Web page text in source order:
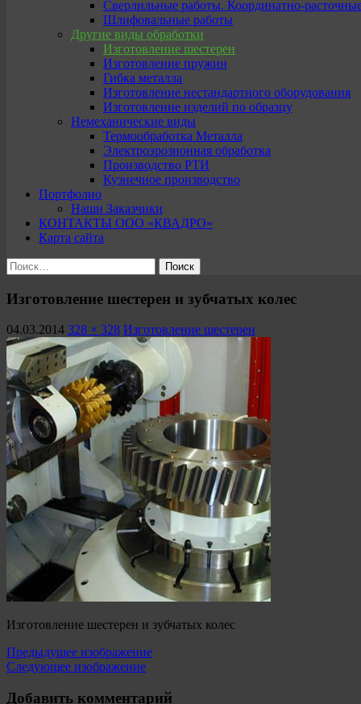
Сверлильные работы. Координатно-
Шлифовальные работы
Другие виды обработки
Изготовление шестерен
Изготовление пружин
Гибка металла
Изготовление нестандартного оборудования
Изготовление изделий по образцу
Немеханические виды
Термообработка Металла
Электроэрозионная обработка
Производство РТИ
Кузнечное производство
Портфолио
Наши Заказчики
КОНТАКТЫ ООО «КВАДРО»
Карта сайта
Найти:
Изготовление шестерен и зубчатых колес
04.03.2014 328 × 328 Изготовление шестерен
Изготовление шестерен и зубчатых колес
Предыдущее изображение
Следующее изображение
Добавить комментарий